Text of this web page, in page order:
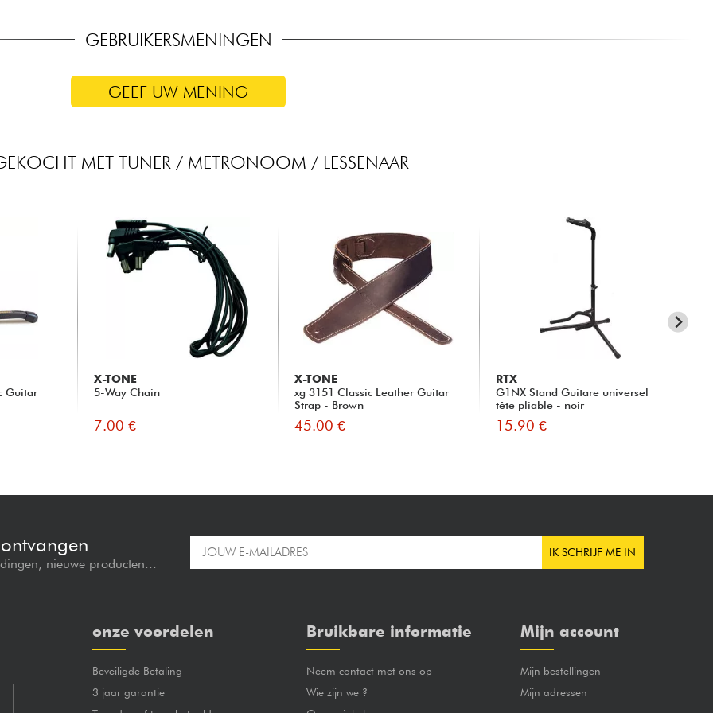
GEBRUIKERSMENINGEN
GEEF UW MENING
MET TUNER / METRONOOM / LESSENAAR
Guitar
X-TONE
5-Way Chain
7.00 €
X-TONE
xg 3151 Classic Leather Guitar
Strap - Brown
45.00 €
RTX
G1NX Stand Guitare universel
tête pliable - noir
15.90 €
nieuwe producten...
IK SCHRIJF ME IN
onze voordelen
Beveiligde Betaling
3 jaar garantie
Bruikbare informatie
Neem contact met ons op
Wie zijn we ?
Mijn account
Mijn bestellingen
Mijn adressen